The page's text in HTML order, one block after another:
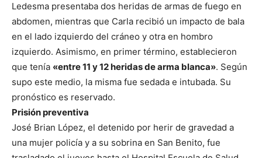
Ledesma presentaba dos heridas de armas de fuego en
abdomen, mientras que Carla recibió un impacto de bala
en el lado izquierdo del cráneo y otra en hombro
izquierdo. Asimismo, en primer término, establecieron
que tenía «entre 11 y 12 heridas de arma blanca». Según
supo este medio, la misma fue sedada e intubada. Su
pronóstico es reservado.
Prisión preventiva
José Brian López, el detenido por herir de gravedad a
una mujer policía y a su sobrina en San Benito, fue